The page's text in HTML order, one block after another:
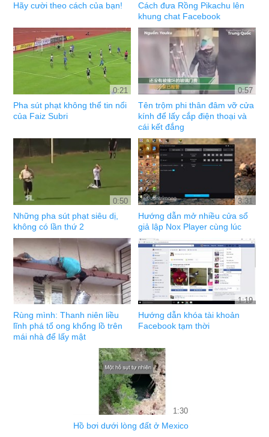
Hãy cười theo cách của bạn!
Cách đưa Rồng Pikachu lên
khung chat Facebook
0:21
Pha sút phạt không thể tin nổi
của Faiz Subri
0:57
Tên trộm phi thân đâm vỡ cửa
kính để lấy cắp điện thoại và
cái kết đắng
0:50
Những pha sút phạt siêu dị,
không có lần thứ 2
3:31
Hướng dẫn mở nhiều cửa sổ
giả lập Nox Player cùng lúc
Rùng mình: Thanh niên liều
lĩnh phá tổ ong khổng lồ trên
mái nhà để lấy mật
1:19
Hướng dẫn khóa tài khoản
Facebook tạm thời
1:30
Hồ bơi dưới lòng đất ở Mexico